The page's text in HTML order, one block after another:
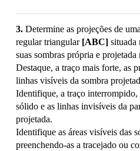
3.Determine as projeções de
regular triangular[ABC]situada
suas sombras própria e
Destaque, a traço mais forte, as
linhas visíveis da sombra
Identifique, a traço interrompido,
sólido e as linhas invisíveis da
projetada.
Identifique as áreas visíveis das
preenchendo-as a tracejado ou